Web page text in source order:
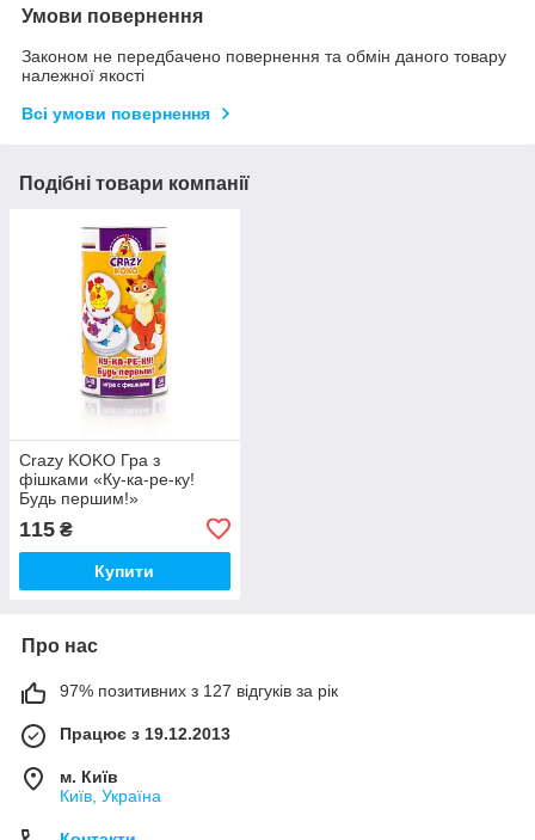
Умови повернення
Законом не передбачено повернення та обмін даного товару
належної якості
Всі умови повернення
Подібні товари компанії
Crazy KOKO Гра з
фішками «Ку-ка-ре-ку!
Будь першим!»
115 ₴
Купити
Про нас
97% позитивних з 127 відгуків за рік
Працює з 19.12.2013
м. Київ
Київ, Україна